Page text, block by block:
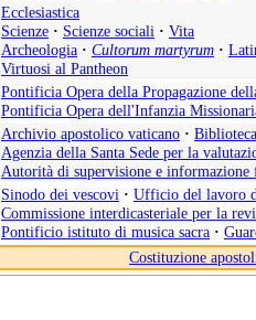
Ecclesiastica
Scienze · Scienze sociali · Vita
Archeologia · Cultorum martyrum ·
Virtuosi al Pantheon
Pontificia Opera della Propagazione
Pontificia Opera dell'Infanzia
Archivio apostolico vaticano ·
Agenzia della Santa Sede per la
Autorità di supervisione e informazione
Sinodo dei vescovi · Ufficio del lavoro
Commissione interdicasteriale per la
Pontificio istituto di musica sacra ·
Costituzione